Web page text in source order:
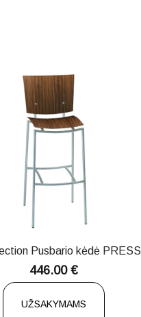
Pusbario kėdė PRESS
446.00 €
UŽSAKYMAMS